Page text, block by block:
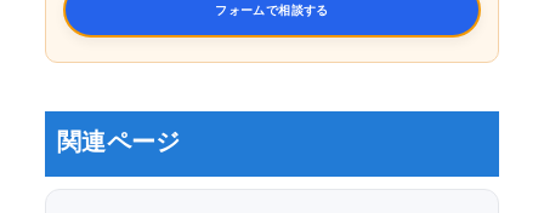
フォームで相談する
関連ページ